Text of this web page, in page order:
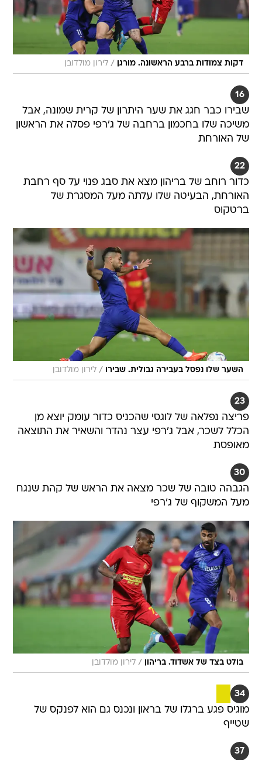
דקות צמודות ברבע הראשונה. מורגן / לירון מולדובן
16
שבירו כבר חגג את שער היתרון של קרית שמונה, אבל
משיכה שלו בחכמון ברחבה של ג'רפי פסלה את הראשון
של האורחת
22
כדור רוחב של בריהון מצא את סבג פנוי על סף רחבת
האורחת, הבעיטה שלו עלתה מעל המסגרת של
ברטקוס
השער שלו נפסל בעבירה גבולית. שבירו / לירון מולדובן
23
פריצה נפלאה של לוגסי שהכניס כדור עומק יוצא מן
הכלל לשכר, אבל ג'רפי עצר נהדר והשאיר את התוצאה
מאופסת
30
הגבהה טובה של שכר מצאה את הראש של קהת שנגח
מעל המשקוף של ג'רפי
בולט בצד של אשדוד. בריהון / לירון מולדובן
34
מוגיס פגע ברגלו של בראון ונכנס גם הוא לפנקס של
שטייף
37